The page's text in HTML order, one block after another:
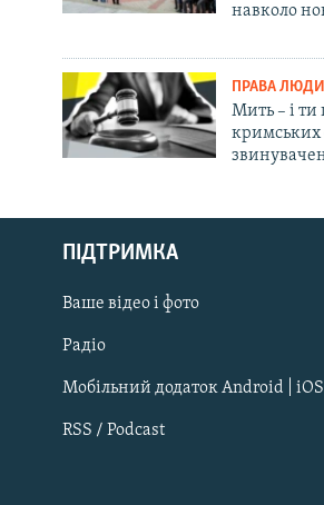
Русский
Qırımtatar
ДОЛУЧАЙСЯ!
навколо
ПРАВА
Мить – і
кримських
ПІДТРИМКА
Ваше відео і фото
Радіо
Мобільний додаток Android | iOS
RSS / Podcast